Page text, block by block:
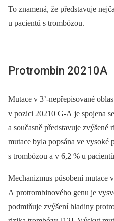
To znamená, že představuje
u pacientů s trombózou.
Protrombin 20210A
Mutace v 3’-nepřepisované
v pozici 20210 G-A je spojena
a současně představuje
mutace byla popsána ve vysoké
s trombózou a v 6,2 % u
Mechanizmus působení mutace
A protrombinového genu je
podmiňuje zvýšení hladiny